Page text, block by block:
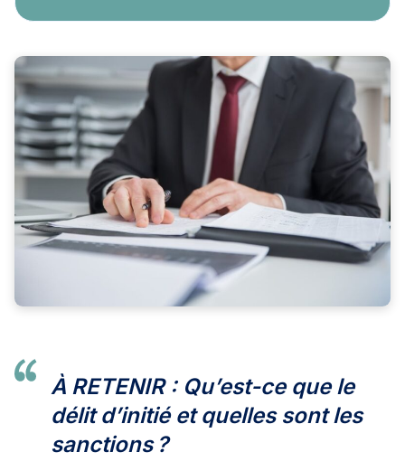
À RETENIR : Qu’est-ce que le
délit d’initié et quelles sont les
sanctions ?